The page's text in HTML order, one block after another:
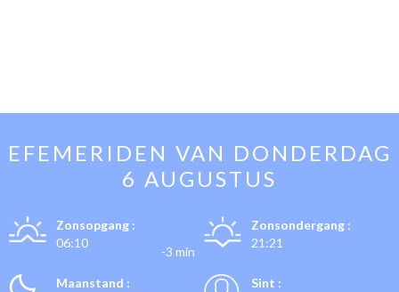
EFEMERIDEN VAN DONDERDAG
6 AUGUSTUS
Zonsopgang :
06:10
-3 min
Zonsondergang :
21:21
Maanstand :
Sint :